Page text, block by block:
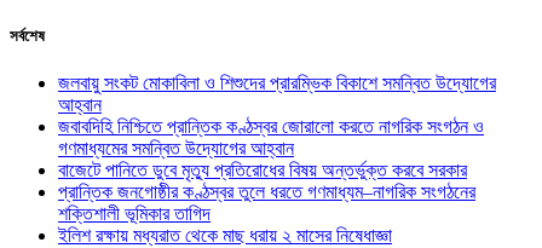
সর্বশেষ
জলবায়ু সংকট মোকাবিলা ও শিশুদের প্রারম্ভিক বিকাশে সমন্বিত উদ্যোগের
আহ্বান
জবাবদিহি নিশ্চিতে প্রান্তিক কণ্ঠস্বর জোরালো করতে নাগরিক সংগঠন ও
গণমাধ্যমের সমন্বিত উদ্যোগের আহ্বান
বাজেটে পানিতে ডুবে মৃত্যু প্রতিরোধের বিষয় অন্তর্ভুক্ত করবে সরকার
প্রান্তিক জনগোষ্ঠীর কণ্ঠস্বর তুলে ধরতে গণমাধ্যম–নাগরিক সংগঠনের
শক্তিশালী ভূমিকার তাগিদ
ইলিশ রক্ষায় মধ্যরাত থেকে মাছ ধরায় ২ মাসের নিষেধাজ্ঞা